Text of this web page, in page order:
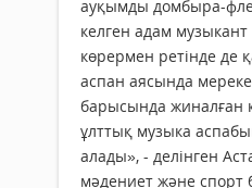
ауқымды домбыра-
келген адам музыкант
көрермен ретінде де
аспан аясында
барысында жиналған
ұлттық музыка
алады», - делінген
мәдениет және